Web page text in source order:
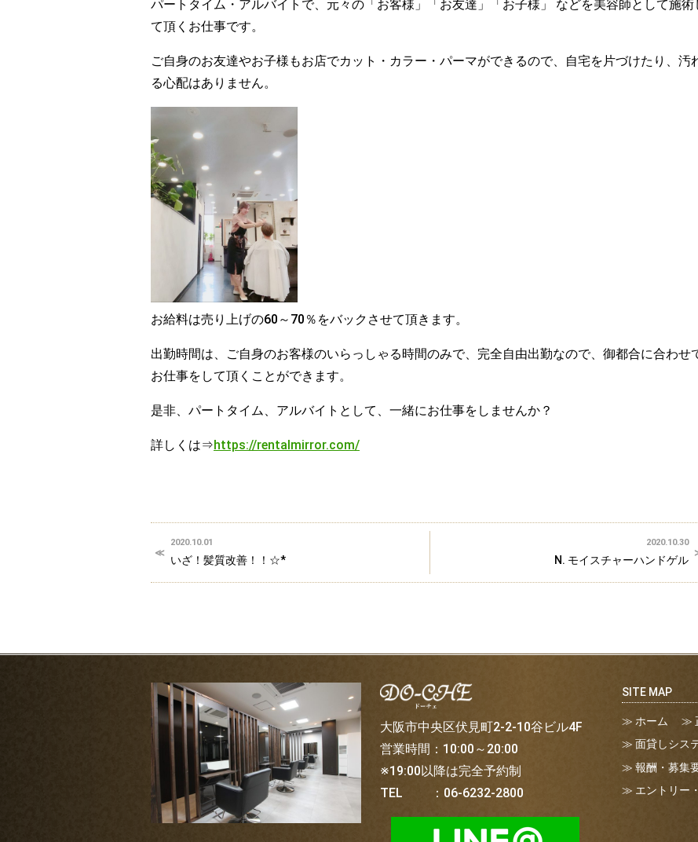
パートタイム・アルバイトで、元々の「お客様」「お友達」「お子様」 などを美容師として施術
て頂くお仕事です。
ご自身のお友達やお子様もお店でカット・カラー・パーマができるので、自宅を片づけたり、汚
る心配はありません。
お給料は売り上げの60～70％をバックさせて頂きます。
出勤時間は、ご自身のお客様のいらっしゃる時間のみで、完全自由出勤なので、御都合に合わせ
お仕事をして頂くことができます。
是非、パートタイム、アルバイトとして、一緒にお仕事をしませんか？
詳しくは⇒https://rentalmirror.com/
2020.10.01
いざ！髪質改善！！☆*
2020.10.30
N. モイスチャーハンドゲル
大阪市中央区伏見町2-2-10谷ビル4F
営業時間：10:00～20:00
※19:00以降は完全予約制
TEL ：06-6232-2800
ホーム
面貸しシス
報酬・募集
エントリー